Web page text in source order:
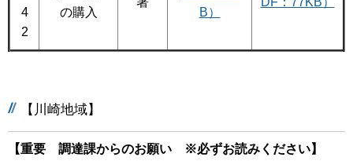
4
2
の購入
B）
【川崎地域】
【重要 調達課からのお願い ※必ずお読みください】